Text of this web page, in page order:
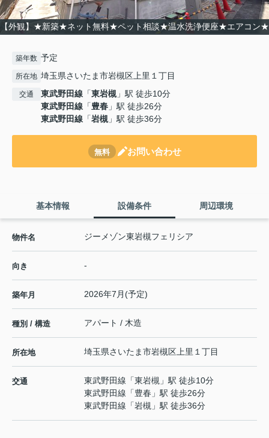
【外観】★新築★ネット無料★ペット相談★温水洗浄便座★エアコン★
築年数 予定
所在地 埼玉県さいたま市岩槻区上里１丁目
交通 東武野田線 「東岩槻 」駅 徒歩10分
東武野田線 「豊春 」駅 徒歩26分
東武野田線 「岩槻 」駅 徒歩36分
無料 お問い合わせ
基本情報 設備条件 周辺環境
物件名 ジーメゾン東岩槻フェリシア
向き -
築年月 2026年7月(予定)
種別 / 構造 アパート / 木造
所在地 埼玉県さいたま市岩槻区上里 １丁目
交通 東武野田線 「東岩槻 」駅 徒歩10分
東武野田線 「豊春 」駅 徒歩26分
東武野田線 「岩槻 」駅 徒歩36分